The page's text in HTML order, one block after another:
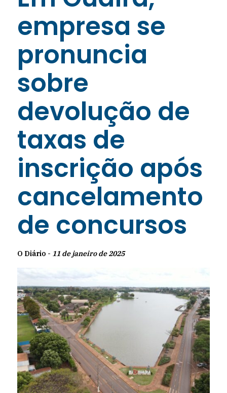
empresa se
pronuncia
sobre
devolução de
taxas de
inscrição após
cancelamento
de concursos
O Diário - 11 de janeiro de 2025